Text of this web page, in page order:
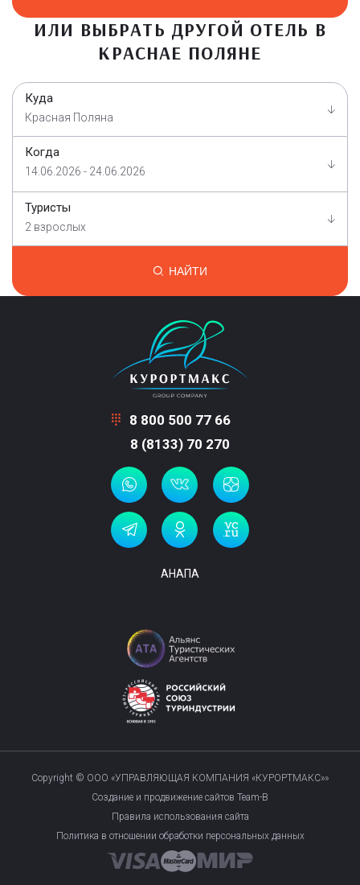
ИЛИ ВЫБРАТЬ ДРУГОЙ ОТЕЛЬ В
КРАСНАЕ ПОЛЯНЕ
Куда
Красная Поляна
Когда
14.06.2026 - 24.06.2026
Туристы
2 взрослых
НАЙТИ
8 800 500 77 66
8 (8133) 70 270
АНАПА
Copyright © ООО «УПРАВЛЯЮЩАЯ КОМПАНИЯ «КУРОРТМАКС»»
Создание и продвижение сайтов Team-B
Правила использования сайта
Политика в отношении обработки персональных данных